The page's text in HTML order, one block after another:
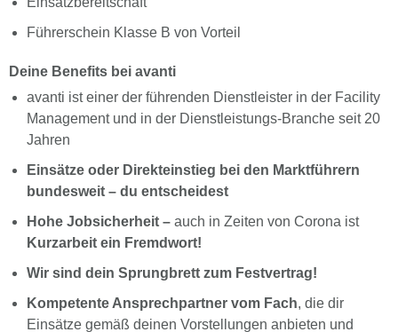
Führerschein Klasse B von Vorteil
Deine Benefits bei avanti
avanti ist einer der führenden Dienstleister in der Facility
Management und in der Dienstleistungs-Branche seit 20
Jahren
Einsätze oder Direkteinstieg bei den Marktführern
bundesweit – du entscheidest
Hohe Jobsicherheit – auch in Zeiten von Corona ist
Kurzarbeit ein Fremdwort!
Wir sind dein Sprungbrett zum Festvertrag!
Kompetente Ansprechpartner vom Fach, die dir
Einsätze gemäß deinen Vorstellungen anbieten und